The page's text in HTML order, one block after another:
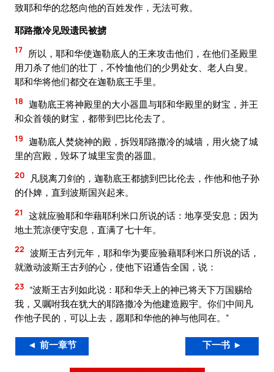
致耶和华的忿怒向他的百姓发作，无法可救。
耶路撒冷见毁遗民被掳
17
所以，耶和华使迦勒底人的王来攻击他们，在他们圣殿里
用刀杀了他们的壮丁，不怜恤他们的少男处女、老人白叟。
耶和华将他们都交在迦勒底王手里。
18 迦勒底王将神殿里的大小器皿与耶和华殿里的财宝，并王
和众首领的财宝，都带到巴比伦去了。
19 迦勒底人焚烧神的殿，拆毁耶路撒冷的城墙，用火烧了城
里的宫殿，毁坏了城里宝贵的器皿。
20
凡脱离刀剑的，迦勒底王都掳到巴比伦去，作他和他子孙
的仆婢，直到波斯国兴起来。
21
这就应验耶和华藉耶利米口所说的话：地享受安息；因为
地土荒凉便守安息，直满了七十年。
22 波斯王古列元年，耶和华为要应验藉耶利米口所说的话，
就激动波斯王古列的心，使他下诏通告全国，说：
23 “波斯王古列如此说：耶和华天上的神已将天下万国赐给
我，又嘱咐我在犹大的耶路撒冷为他建造殿宇。你们中间凡
作他子民的，可以上去，愿耶和华他的神与他同在。”
◄ 前一章节 下一书 ►